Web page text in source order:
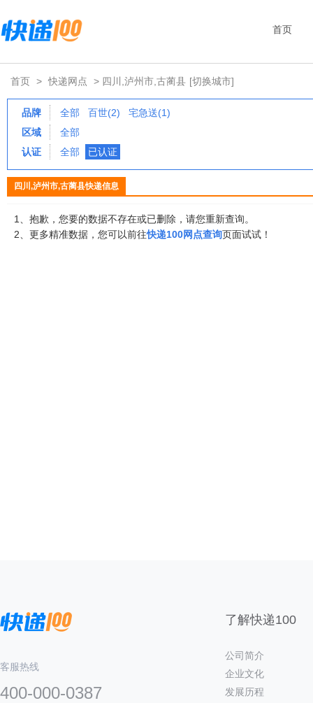
首页
首页 > 快递网点 > 四川,泸州市,古蔺县 [切换城市]
品牌 全部 百世(2)
宅急送(1)
区域
全部
认证
全部 已认证
四川,泸州市,古蔺县快递信息
1、抱歉，您要的数据不存在或已删除，请您重新查询。
2、更多精准数据，您可以前往快递100网点查询页面试试！
客服热线
400-000-0387
了解快递100
公司简介
企业文化
发展历程